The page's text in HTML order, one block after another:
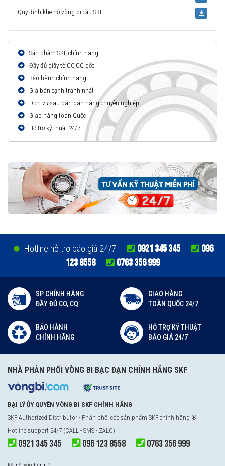
Quy định khe hở vòng bi cầu SKF
Sản phẩm SKF chính hãng
Đầy đủ giấy tờ CO,CQ gốc
Bảo hành chính hãng
Giá bán cạnh tranh nhất
Dịch vụ sau bán bán hàng chuyên nghiệp
Giao hàng toàn Quốc
Hỗ trợ kỹ thuật 24/7
Hotline hỗ trợ báo giá 24/7 0921 345 345
096
123 8558
0763 356 999
SP CHÍNH HÃNG
ĐẦY ĐỦ CO, CQ
GIAO HÀNG
TOÀN QUỐC 24/7
BẢO HÀNH
CHÍNH HÃNG
HỖ TRỢ KỸ THUẬT
BÁO GIÁ 24/7
NHÀ PHÂN PHỐI VÒNG BI BẠC ĐẠN CHÍNH HÃNG SKF
ĐẠI LÝ ỦY QUYỀN VÒNG BI SKF CHÍNH HÃNG
SKF Authorized Distributor - Phân phối các sản phẩm SKF chính hãng ®
Hotline support 24/7 (CALL - SMS - ZALO)
0921 345 345 096 123 8558 0763 356 999